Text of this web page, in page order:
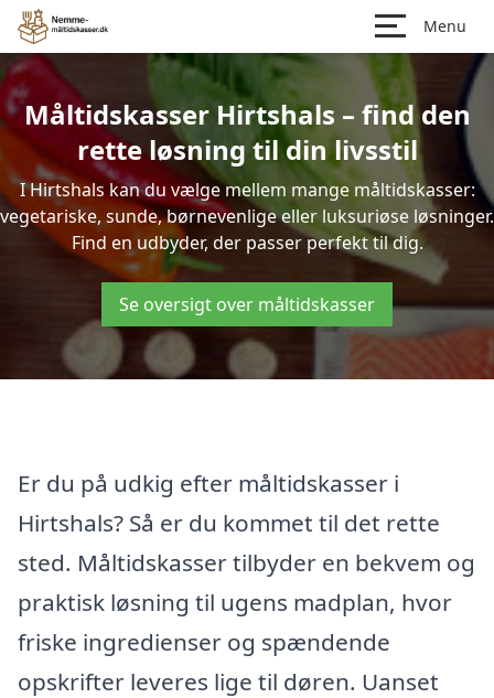
Menu
Måltidskasser Hirtshals – find den
rette løsning til din livsstil
I Hirtshals kan du vælge mellem mange måltidskasser:
vegetariske, sunde, børnevenlige eller luksuriøse løsninger.
Find en udbyder, der passer perfekt til dig.
Se oversigt over måltidskasser
Er du på udkig efter måltidskasser i
Hirtshals? Så er du kommet til det rette
sted. Måltidskasser tilbyder en bekvem og
praktisk løsning til ugens madplan, hvor
friske ingredienser og spændende
opskrifter leveres lige til døren. Uanset